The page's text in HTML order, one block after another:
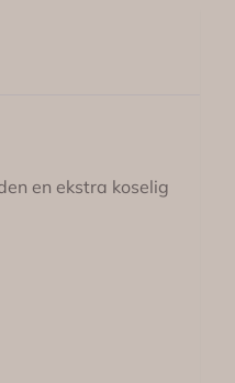
en ekstra koselig